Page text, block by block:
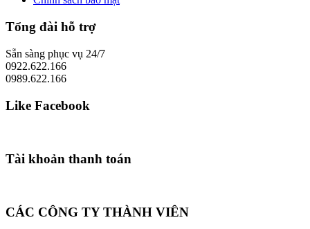
Tổng đài hỗ trợ
Sẵn sàng phục vụ 24/7
0922.622.166
0989.622.166
Like Facebook
Tài khoản thanh toán
CÁC CÔNG TY THÀNH VIÊN